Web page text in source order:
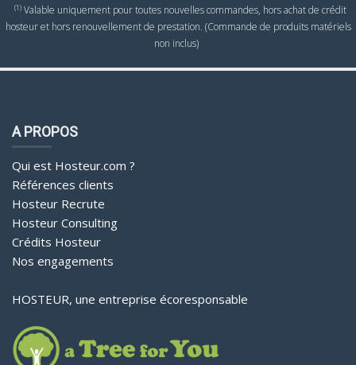
(1)Valable uniquement pour toutes nouvelles commandes, hors achat de crédit
hosteur et hors renouvellement de prestation. (Commande de produits matériels
non inclus)
A PROPOS
Qui est Hosteur.com ?
Références clients
Hosteur Recrute
Hosteur Consulting
Crédits Hosteur
Nos engagements
HOSTEUR, une entreprise écoresponsable